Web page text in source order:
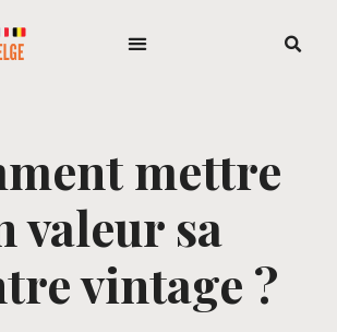
mettre
valeur sa
vintage ?